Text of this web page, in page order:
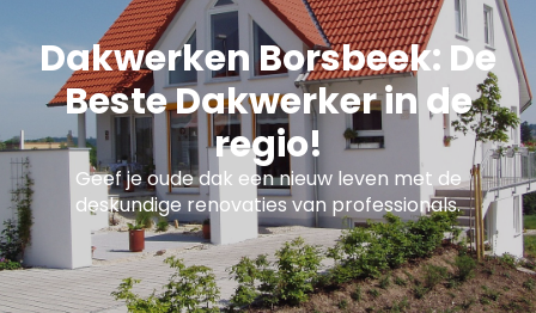
Dakwerken Borsbeek: De
Beste Dakwerker in de
regio!
Geef je oude dak een nieuw leven met de
deskundige renovaties van professionals.